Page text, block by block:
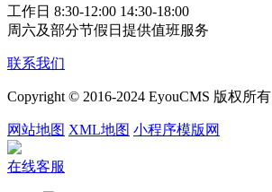
工作日 8:30-12:00 14:30-18:00
周六及部分节假日提供值班服务
联系我们
Copyright © 2016-2024 EyouCMS 版权所有
网站地图 XML地图 小程序模版网
在线客服